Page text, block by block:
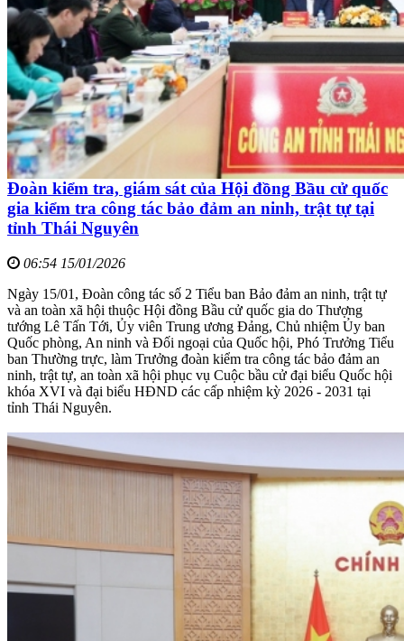
Đoàn kiểm tra, giám sát của Hội đồng Bầu cử quốc
gia kiểm tra công tác bảo đảm an ninh, trật tự tại
tỉnh Thái Nguyên
06:54 15/01/2026
Ngày 15/01, Đoàn công tác số 2 Tiểu ban Bảo đảm an ninh, trật tự
và an toàn xã hội thuộc Hội đồng Bầu cử quốc gia do Thượng
tướng Lê Tấn Tới, Ủy viên Trung ương Đảng, Chủ nhiệm Ủy ban
Quốc phòng, An ninh và Đối ngoại của Quốc hội, Phó Trưởng Tiểu
ban Thường trực, làm Trưởng đoàn kiểm tra công tác bảo đảm an
ninh, trật tự, an toàn xã hội phục vụ Cuộc bầu cử đại biểu Quốc hội
khóa XVI và đại biểu HĐND các cấp nhiệm kỳ 2026 - 2031 tại
tỉnh Thái Nguyên.